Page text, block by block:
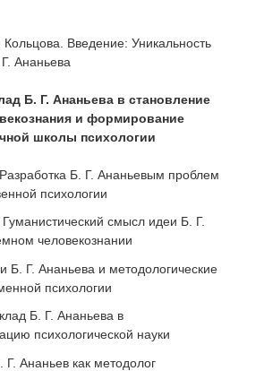
Введение: Уникальность
Ананьева
Б. Г. Ананьева в становление
и формирование
школы психологии
Б. Г. Ананьевым проблем
психологии
смысл идеи Б. Г.
человекознании
Б. Г. Ананьева и методологические
психологии
Б. Г. Ананьева в
психологической науки
Ананьев как методолог